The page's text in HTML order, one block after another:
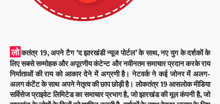
लो कतंत्र 19, अपने टैग ‘द झारखंडी न्यूज पोर्टल’ के साथ, नए युग के दर्शकों के
लिए सबसे सम्मोहक और अपूरणीय कंटेन्ट और नवीनतम समाचार प्रदान करके राय
निर्माताओं की राय को आकार देने में अग्रणी है। नेटवर्क ने कई जोनर में अलग-
अलग कंटेंट के साथ अपने नेतृत्व की छाप छोड़ी है। लोकतंत्र 19 आसलोक मीडिया
सर्विसेज प्राइवेट लिमिटेड का समाचार प्रभाग है, जो झारखंड की मूल कंपनी है, जो